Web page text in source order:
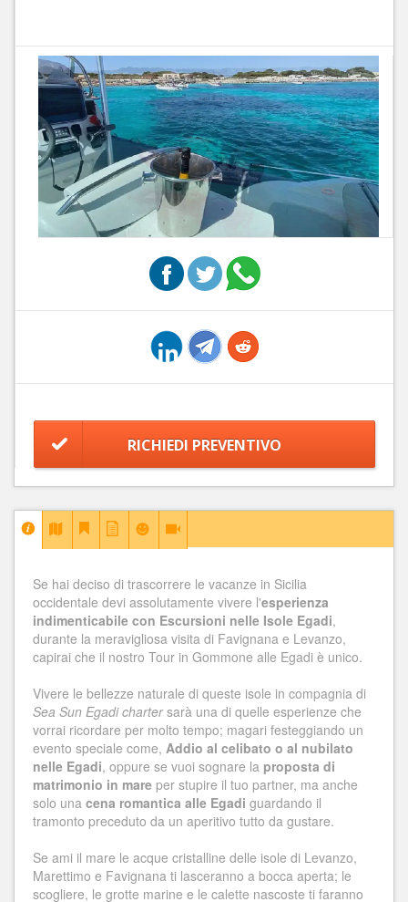
RICHIEDI PREVENTIVO
Se hai deciso di trascorrere le vacanze in Sicilia
occidentale devi assolutamente vivere l'esperienza
indimenticabile con Escursioni nelle Isole Egadi,
durante la meravigliosa visita di Favignana e Levanzo,
capirai che il nostro Tour in Gommone alle Egadi è unico.
Vivere le bellezze naturale di queste isole in compagnia di
Sea Sun Egadi chartersarà una di quelle esperienze che
vorrai ricordare per molto tempo; magari festeggiando un
evento speciale come, Addio al celibato o al nubilato
nelle Egadi, oppure se vuoi sognare la proposta di
matrimonio in mare per stupire il tuo partner, ma anche
solo una cena romantica alle Egadi guardando il
tramonto preceduto da un aperitivo tutto da gustare.
Se ami il mare le acque cristalline delle isole di Levanzo,
Marettimo e Favignana ti lasceranno a bocca aperta; le
scogliere, le grotte marine e le calette nascoste ti faranno